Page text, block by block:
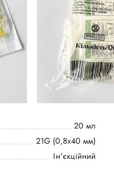
20 мл
21G (0,8х40 мм)
Ін'єкційний